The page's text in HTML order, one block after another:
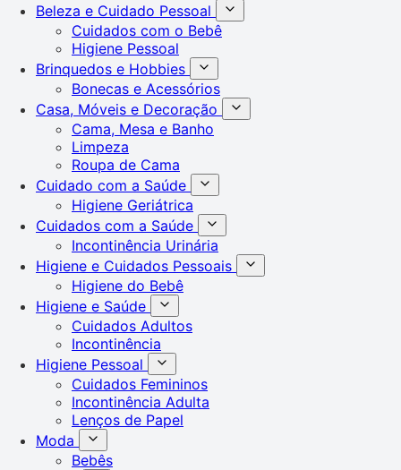
Beleza e Cuidado Pessoal
Cuidados com o Bebê
Higiene Pessoal
Brinquedos e Hobbies
Bonecas e Acessórios
Casa, Móveis e Decoração
Cama, Mesa e Banho
Limpeza
Roupa de Cama
Cuidado com a Saúde
Higiene Geriátrica
Cuidados com a Saúde
Incontinência Urinária
Higiene e Cuidados Pessoais
Higiene do Bebê
Higiene e Saúde
Cuidados Adultos
Incontinência
Higiene Pessoal
Cuidados Femininos
Incontinência Adulta
Lenços de Papel
Moda
Bebês